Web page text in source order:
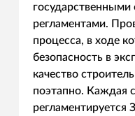
государственными
регламентами.
процесса, в ходе
безопасность в
качество
поэтапно. Каждая
регламентируется